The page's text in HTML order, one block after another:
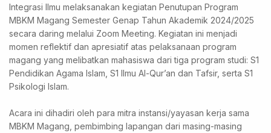
Integrasi Ilmu melaksanakan kegiatan Penutupan Program
MBKM Magang Semester Genap Tahun Akademik 2024/2025
secara daring melalui Zoom Meeting. Kegiatan ini menjadi
momen reflektif dan apresiatif atas pelaksanaan program
magang yang melibatkan mahasiswa dari tiga program studi: S1
Pendidikan Agama Islam, S1 Ilmu Al-Qur’an dan Tafsir, serta S1
Psikologi Islam.
Acara ini dihadiri oleh para mitra instansi/yayasan kerja sama
MBKM Magang, pembimbing lapangan dari masing-masing